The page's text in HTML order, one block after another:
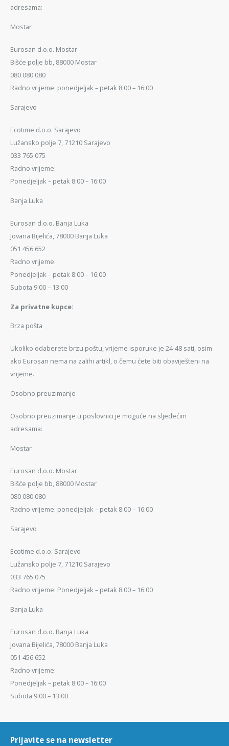
adresama:
Mostar
Eurosan d.o.o. Mostar
Bišće polje bb, 88000 Mostar
080 080 080
Radno vrijeme: ponedjeljak – petak 8:00 – 16:00
Sarajevo
Ecotime d.o.o. Sarajevo
Lužansko polje 7, 71210 Sarajevo
033 765 075
Radno vrijeme:
Ponedjeljak – petak 8:00 – 16:00
Banja Luka
Eurosan d.o.o. Banja Luka
Jovana Bijelića, 78000 Banja Luka
051 456 652
Radno vrijeme:
Ponedjeljak – petak 8:00 – 16:00
Subota 9:00 – 13:00
Za privatne kupce:
Brza pošta
Ukoliko odaberete brzu poštu, vrijeme isporuke je 24-48 sati, osim
ako Eurosan nema na zalihi artikl, o čemu ćete biti obaviješteni na
vrijeme.
Osobno preuzimanje
Osobno preuzimanje u poslovnici je moguće na sljedećim
adresama:
Mostar
Eurosan d.o.o. Mostar
Bišće polje bb, 88000 Mostar
080 080 080
Radno vrijeme: ponedjeljak – petak 8:00 – 16:00
Sarajevo
Ecotime d.o.o. Sarajevo
Lužansko polje 7, 71210 Sarajevo
033 765 075
Radno vrijeme: Ponedjeljak – petak 8:00 – 16:00
Banja Luka
Eurosan d.o.o. Banja Luka
Jovana Bijelića, 78000 Banja Luka
051 456 652
Radno vrijeme:
Ponedjeljak – petak 8:00 – 16:00
Subota 9:00 – 13:00
Prijavite se na newsletter